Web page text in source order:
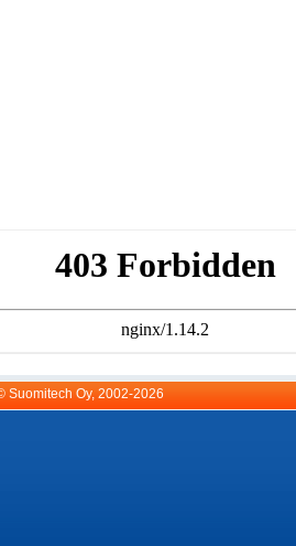
Suomitech Oy, 2002-2026